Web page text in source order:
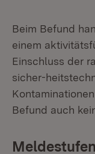
Beim Befund
einem
Einschluss der
sicher-
Befund auch
Meldestufen